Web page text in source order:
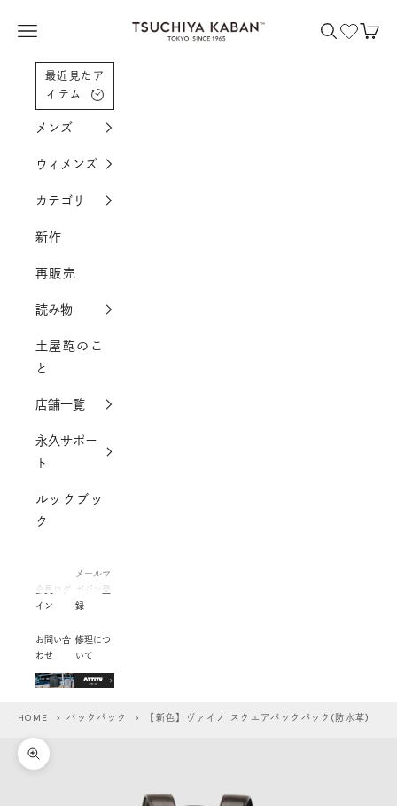
土屋鞄製造所
メニューを開く 検索を開く
カー
最近見たア
イテム
メンズ
ウィメンズ
カテゴリ
新作
再販売
読み物
土屋鞄のこ
と
店舗一覧
永久サポー
ト
ルックブッ
ク
会員ログ
イン
メールマ
ガジン登
録
お問い合
わせ
修理につ
いて
HOME >バックパック > 【新色】ヴァイノ スクエアバックパック(防水革)
ズームイン